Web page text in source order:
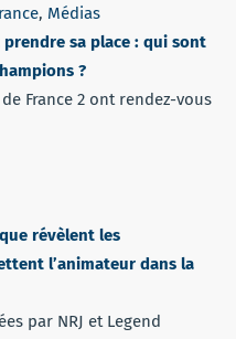
, Médias
sa place : qui sont
?
France 2 ont rendez-vous
révèlent les
l’animateur dans la
par NRJ et Legend